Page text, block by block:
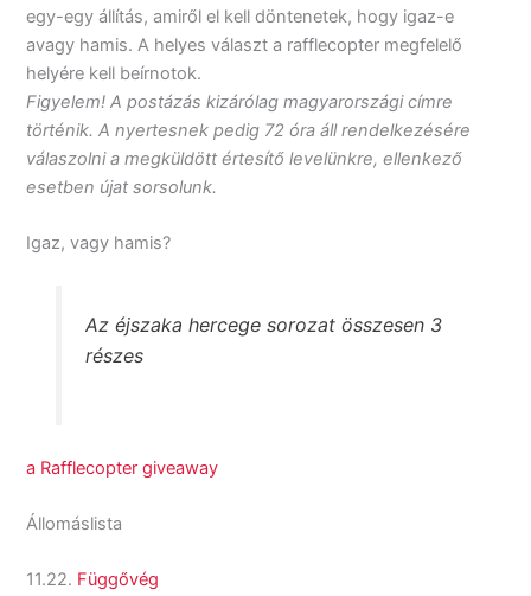
egy-egy állítás, amiről el kell döntenetek, hogy igaz-e
avagy hamis. A helyes választ a rafflecopter megfelelő
helyére kell beírnotok.
Figyelem! A postázás kizárólag magyarországi címre
történik. A nyertesnek pedig 72 óra áll rendelkezésére
válaszolni a megküldött értesítő levelünkre, ellenkező
esetben újat sorsolunk.
Igaz, vagy hamis?
Az éjszaka hercege sorozat összesen 3
részes
a Rafflecopter giveaway
Állomáslista
11.22. Függővég